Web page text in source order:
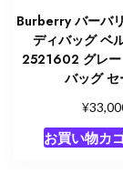
Burberry バーバ
ディバッグ ベ
2521602 グレー
バッグ セ
¥
お買い物カ